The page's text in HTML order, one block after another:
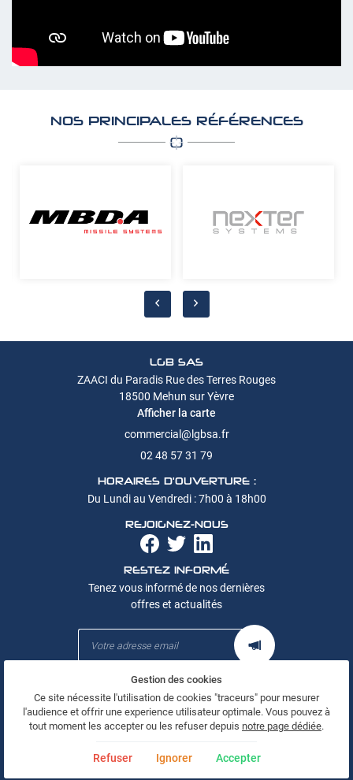
NOS PRINCIPALES RÉFÉRENCES
LGB SAS
ZAACI du Paradis Rue des Terres Rouges
18500 Mehun sur Yèvre
Afficher la carte
02 48 57 31 79
HORAIRES D'OUVERTURE :
Du Lundi au Vendredi : 7h00 à 18h00
REJOIGNEZ-NOUS
RESTEZ INFORMÉ
Tenez vous informé de nos dernières
offres et actualités
Mentions Légales
Conditions générales d'utilisation
Politique de confidentialité
Gestion des cookies
Ce site nécessite l'utilisation de cookies "traceurs" pour mesurer
l'audience et offrir une experience utilisateur optimale. Vous pouvez à
tout moment les accepter ou les refuser depuis notre page dédiée.
Refuser Ignorer Accepter